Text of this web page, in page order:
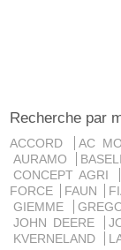
Recherche par
ACCORD AC
AURAMO
CONCEPT AGRI
FORCE
FAUN
GIEMME
JOHN DEERE
KVERNELAND